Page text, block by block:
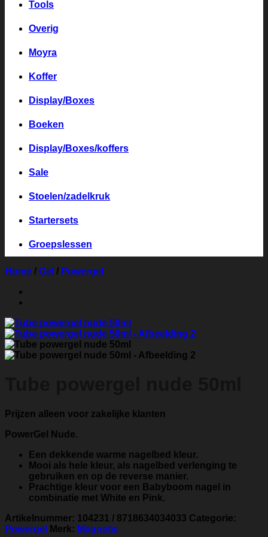
Tools
Overig
Moyra
Koffer
Display/Boxes
Boeken
Display/Boxes/koffers
Sale
Stoelen/zadelkruk
Startersets
Groepslessen
Home / Gel / Powergel
Prijzen alleen voor zakelijke klanten
PowerGel Nude.
Een dekkende warme nagelbed kleur.
Mooi als hele kleur, als nagelbed verlenging te
gebruiken en op de reverse manier.
Prachtige kleur voor een Babyboom nagel in
combinatie met White en Pink.
Artikelnummer: 104231 / 8718634034033 Categorie:
Powergel
Merk: Magnetic